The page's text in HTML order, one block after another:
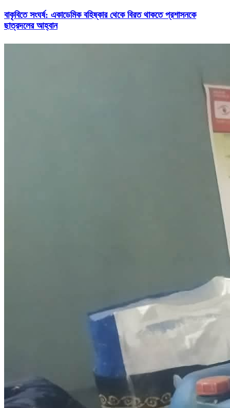
বাকৃবিতে সংঘর্ষ: একাডেমিক বহিষ্কার থেকে বিরত থাকতে প্রশাসনকে
ছাত্রদলের আহ্বান